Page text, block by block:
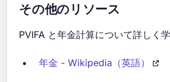
その他のリソース
PVIFA と年金計算について詳しく
年金 - Wikipedia（英語）